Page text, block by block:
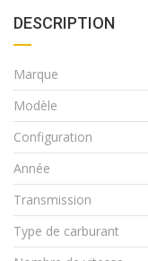
DESCRIPTION
Marque
Modèle
Configuration
Année
Transmission
Type de carburant